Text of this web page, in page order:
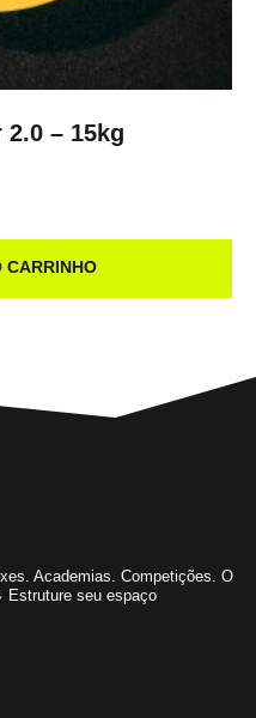
– 15kg
CARRINHO
Academias. Competições.
O
Estruture seu espaço